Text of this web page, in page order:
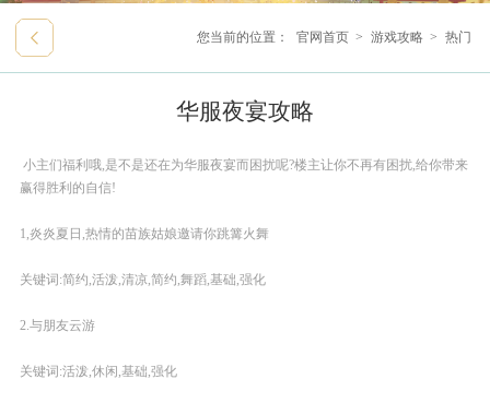
您当前的位置： 官网首页 > 游戏攻略 > 热门
华服夜宴攻略
小主们福利哦,是不是还在为华服夜宴而困扰呢?楼主让你不再有困扰,给你带来
赢得胜利的自信!
1,炎炎夏日,热情的苗族姑娘邀请你跳篝火舞
关键词:简约,活泼,清凉,简约,舞蹈,基础,强化
2.与朋友云游
关键词:活泼,休闲,基础,强化